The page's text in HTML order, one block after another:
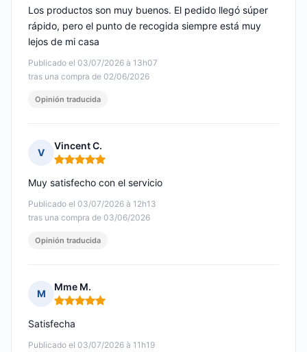
Publicado el 03/07/2026 à 13h07
tras una compra de 02/06/2026
Los productos son muy buenos. El pedido llegó súper
rápido, pero el punto de recogida siempre está muy
lejos de mi casa
Opinión traducida
V
Vincent C.
Nota: 5 de 5
Publicado el 03/07/2026 à 12h13
tras una compra de 03/06/2026
Muy satisfecho con el servicio
Opinión traducida
M
Mme M.
Nota: 5 de 5
Publicado el 03/07/2026 à 11h19
Satisfecha